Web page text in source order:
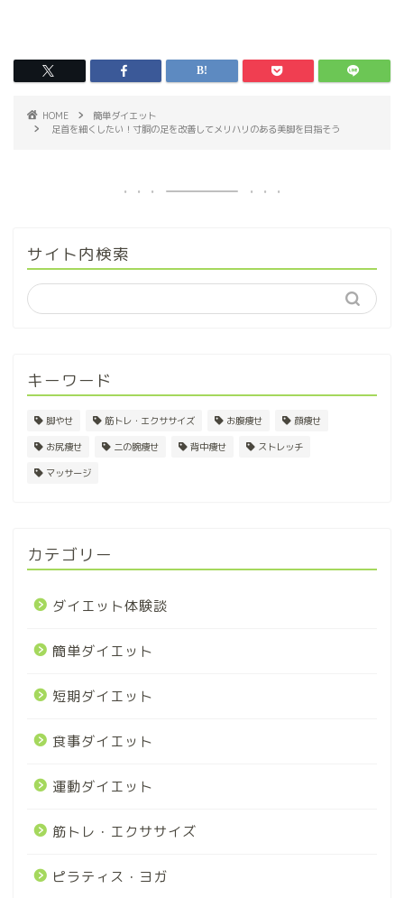
HOME
簡単ダイエット
足首を細くしたい！寸胴の足を改善してメリハリのある美脚を目指そう
サイト内検索
キーワード
脚やせ 筋トレ・エクササイズ お腹痩せ 顔痩せ
お尻痩せ 二の腕痩せ 背中痩せ ストレッチ
マッサージ
カテゴリー
ダイエット体験談
簡単ダイエット
短期ダイエット
食事ダイエット
運動ダイエット
筋トレ・エクササイズ
ピラティス・ヨガ